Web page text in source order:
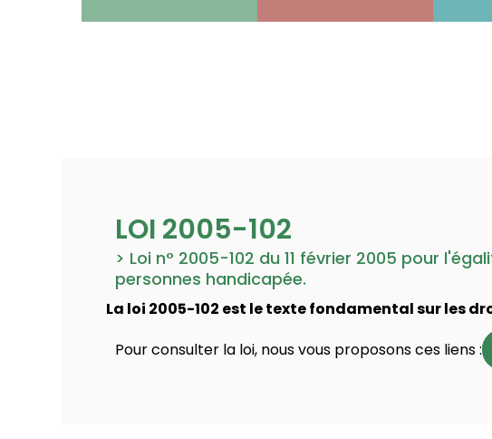
LOI 2005-102
> Loi n° 2005-102 du 11 février 2005 pour
personnes handicapée.
La loi 2005-102 est le texte fondamental sur les
Pour consulter la loi, nous vous proposons ces liens :